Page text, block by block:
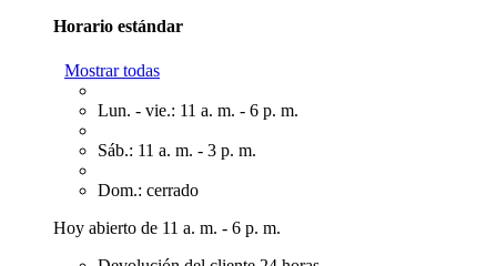
Horario estándar
Mostrar todas
Lun. - vie.: 11 a. m. - 6 p. m.
Sáb.: 11 a. m. - 3 p. m.
Dom.: cerrado
Hoy abierto de 11 a. m. - 6 p. m.